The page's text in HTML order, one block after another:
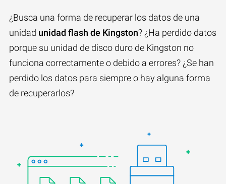
¿Busca una forma de recuperar los datos de una
unidad unidad flash de Kingston? ¿Ha perdido datos
porque su unidad de disco duro de Kingston no
funciona correctamente o debido a errores? ¿Se han
perdido los datos para siempre o hay alguna forma
de recuperarlos?